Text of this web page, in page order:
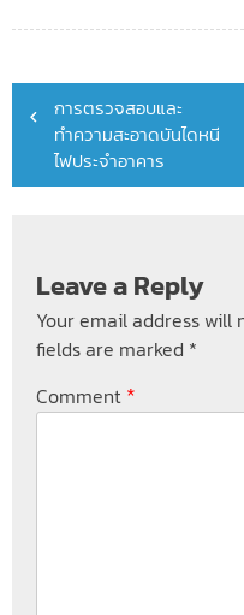
Post
navigation
การตรวจสอบและ
ทำความสะอาดบันไดหนี
ไฟประจำอาคาร
Leave a Reply
Your email address will
fields are marked *
Comment *